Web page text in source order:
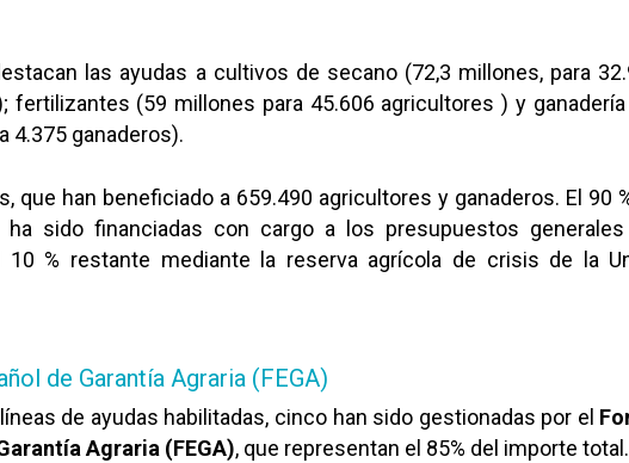
las ayudas a cultivos de secano (72,3 millones, para
fertilizantes (59 millones para 45.606 agricultores ) y ganadería
4.375 ganaderos).
que han beneficiado a 659.490 agricultores y ganaderos. El 90
ha sido financiadas con cargo a los presupuestos generales
10 % restante mediante la reserva agrícola de crisis de la
de Garantía Agraria (FEGA)
de ayudas habilitadas, cinco han sido gestionadas por el
Agraria (FEGA), que representan el 85% del importe total.